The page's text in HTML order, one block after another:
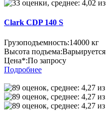
Clark CDP 140 S
Грузоподъемность:14000 кг
Высота подъема:Варьируется
Цена*:По запросу
Подробнее